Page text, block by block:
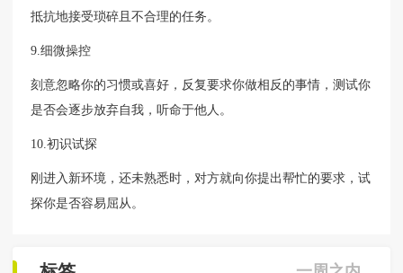
抵抗地接受琐碎且不合理的任务。
9.细微操控
刻意忽略你的习惯或喜好，反复要求你做相反的事情，测试你
是否会逐步放弃自我，听命于他人。
10.初识试探
刚进入新环境，还未熟悉时，对方就向你提出帮忙的要求，试
探你是否容易屈从。